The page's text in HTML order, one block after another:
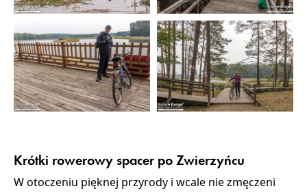
Krótki rowerowy spacer po Zwierzyńcu
W otoczeniu pięknej przyrody i wcale nie zmęczeni